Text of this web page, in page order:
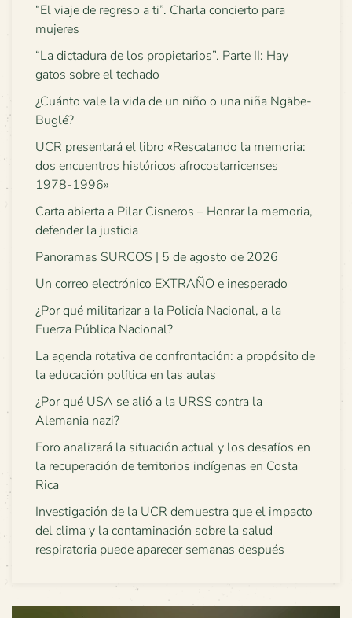
“El viaje de regreso a ti”. Charla concierto para
mujeres
“La dictadura de los propietarios”. Parte II: Hay
gatos sobre el techado
¿Cuánto vale la vida de un niño o una niña Ngäbe-
Buglé?
UCR presentará el libro «Rescatando la memoria:
dos encuentros históricos afrocostarricenses
1978-1996»
Carta abierta a Pilar Cisneros – Honrar la memoria,
defender la justicia
Panoramas SURCOS | 5 de agosto de 2026
Un correo electrónico EXTRAÑO e inesperado
¿Por qué militarizar a la Policía Nacional, a la
Fuerza Pública Nacional?
La agenda rotativa de confrontación: a propósito de
la educación política en las aulas
¿Por qué USA se alió a la URSS contra la
Alemania nazi?
Foro analizará la situación actual y los desafíos en
la recuperación de territorios indígenas en Costa
Rica
Investigación de la UCR demuestra que el impacto
del clima y la contaminación sobre la salud
respiratoria puede aparecer semanas después